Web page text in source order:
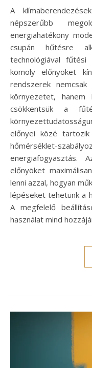
A klímaberendezések használata a fűtésben egyre
népszerűbb
energiahatékony
csupán hűtésre
technológiával fűtési
komoly előnyöket
rendszerek
környezetet,
csökkentsük a
előnyei közé
hőmérséklet-
energiafogyasztás.
előnyöket
lenni azzal, hogyan
lépéseket tehetünk a
A megfelelő
használat mind